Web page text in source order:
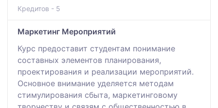
Кредитов - 5
Маркетинг Мероприятий
Курс предоставит студентам понимание
составных элементов планирования,
проектирования и реализации мероприятий.
Основное внимание уделяется методам
стимулирования сбыта, маркетинговому